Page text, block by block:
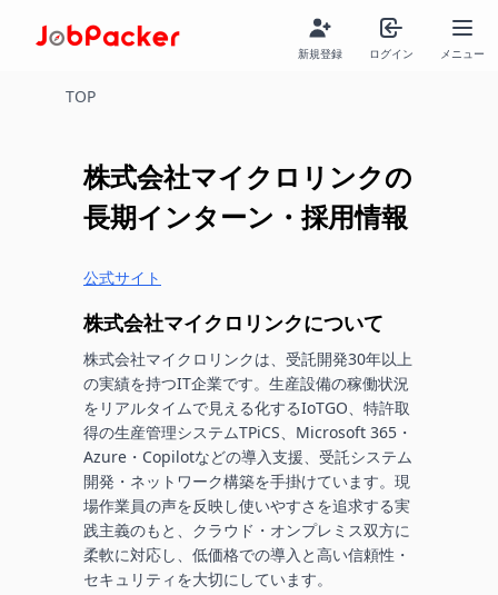
新規登録 ログイン メニュー
TOP
株式会社マイクロリンクの
長期インターン・採用情報
公式サイト
株式会社マイクロリンクについて
株式会社マイクロリンクは、受託開発30年以上
の実績を持つIT企業です。生産設備の稼働状況
をリアルタイムで見える化するIoTGO、特許取
得の生産管理システムTPiCS、Microsoft 365・
Azure・Copilotなどの導入支援、受託システム
開発・ネットワーク構築を手掛けています。現
場作業員の声を反映し使いやすさを追求する実
践主義のもと、クラウド・オンプレミス双方に
柔軟に対応し、低価格での導入と高い信頼性・
セキュリティを大切にしています。